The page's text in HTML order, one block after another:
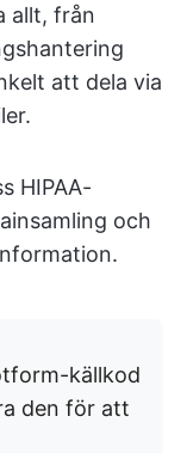
allt, från
att dela via
HIPAA-
och
källkod
den för att